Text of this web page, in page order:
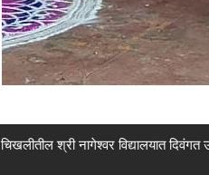
चिखलीतील श्री नागेश्वर विद्यालयात दिवंगत